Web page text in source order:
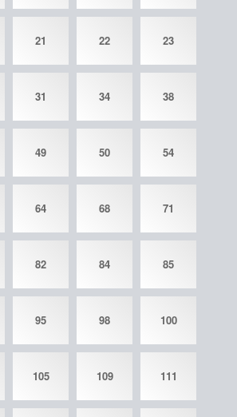
21 22 23
31 34 38
49 50 54
64 68 71
82 84 85
95 98 100
105 109 111